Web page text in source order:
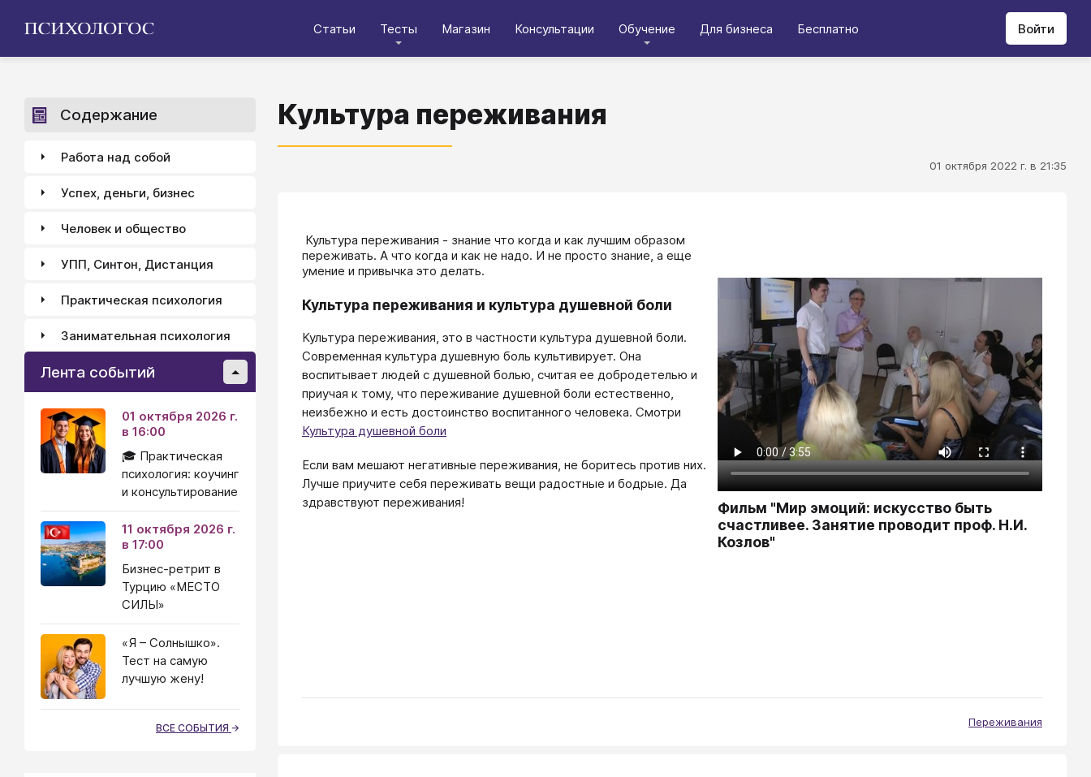
Статьи Тесты Магазин Консультации Обучение Для бизнеса Бесплатно Войти
Культура переживания
01 октября 2022 г. в 21:35
Фильм "Мир эмоций: искусство быть
счастливее. Занятие проводит проф. Н.И.
Козлов"
​​​​​​​ Культура переживания - знание что когда и как лучшим образом
переживать. А что когда и как не надо. И не просто знание, а еще
умение и привычка это делать.
Культура переживания и культура душевной боли
Культура переживания, это в частности культура душевной боли.
Современная культура душевную боль культивирует. Она
воспитывает людей с душевной болью, считая ее добродетелью и
приучая к тому, что переживание душевной боли естественно,
неизбежно и есть достоинство воспитанного человека. Смотри
Культура душевной боли
Если вам мешают негативные переживания, не боритесь против них.
Лучше приучите себя переживать вещи радостные и бодрые. Да
здравствуют переживания!
Переживания
Содержание
Работа над собой
Успех, деньги, бизнес
Человек и общество
УПП, Синтон, Дистанция
Практическая психология
Занимательная психология
Лента событий
01 октября 2026 г.
в 16:00
🎓 Практическая
психология: коучинг
и консультирование
11 октября 2026 г.
в 17:00
Бизнес-ретрит в
Турцию «МЕСТО
СИЛЫ»
«Я – Солнышко».
Тест на самую
лучшую жену!
ВСЕ СОБЫТИЯ